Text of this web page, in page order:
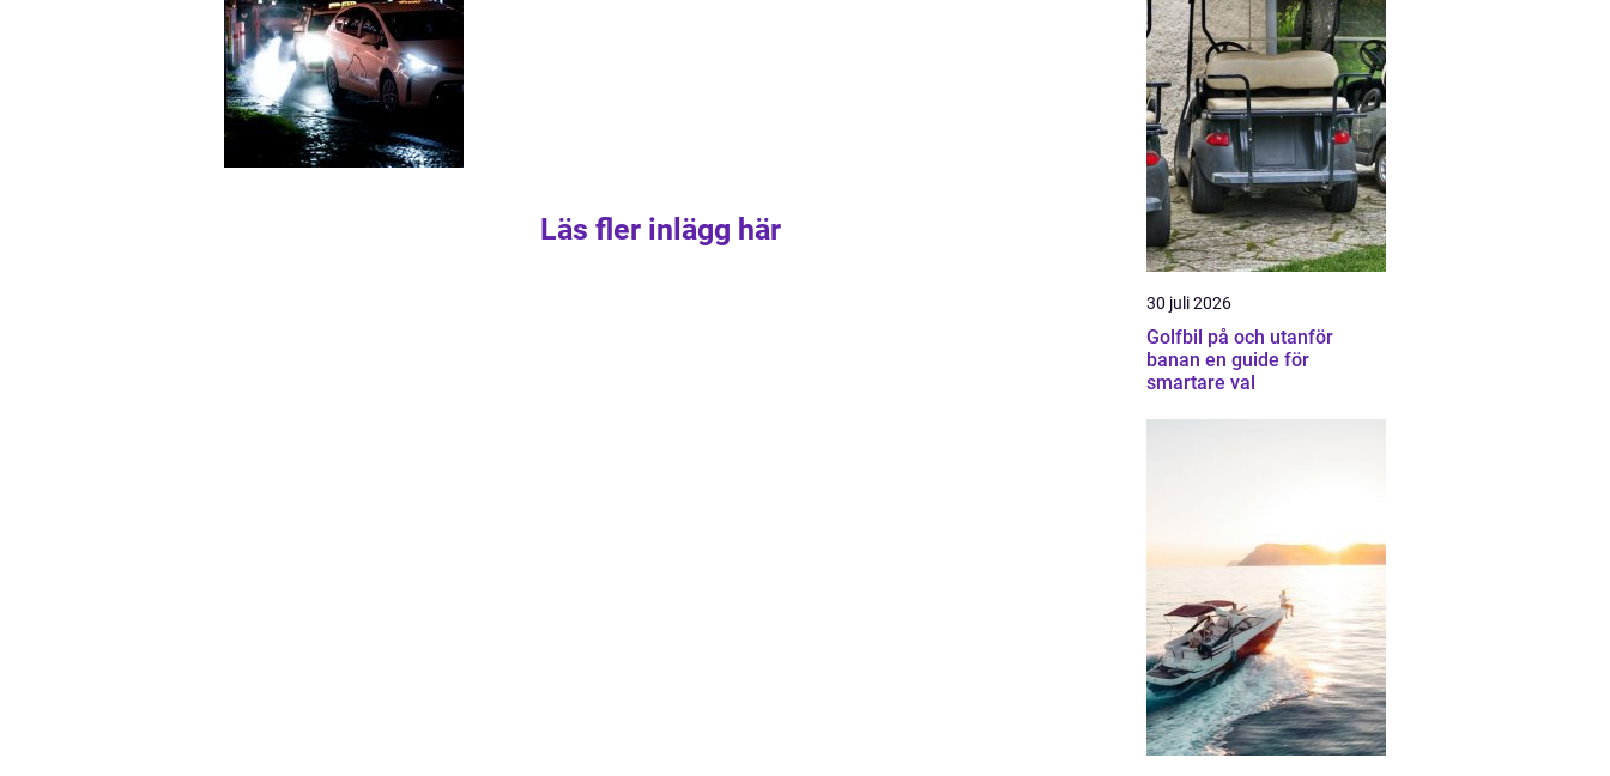
Läs fler inlägg här
30 juli 2026
Golfbil på och utanför
banan en guide för
smartare val